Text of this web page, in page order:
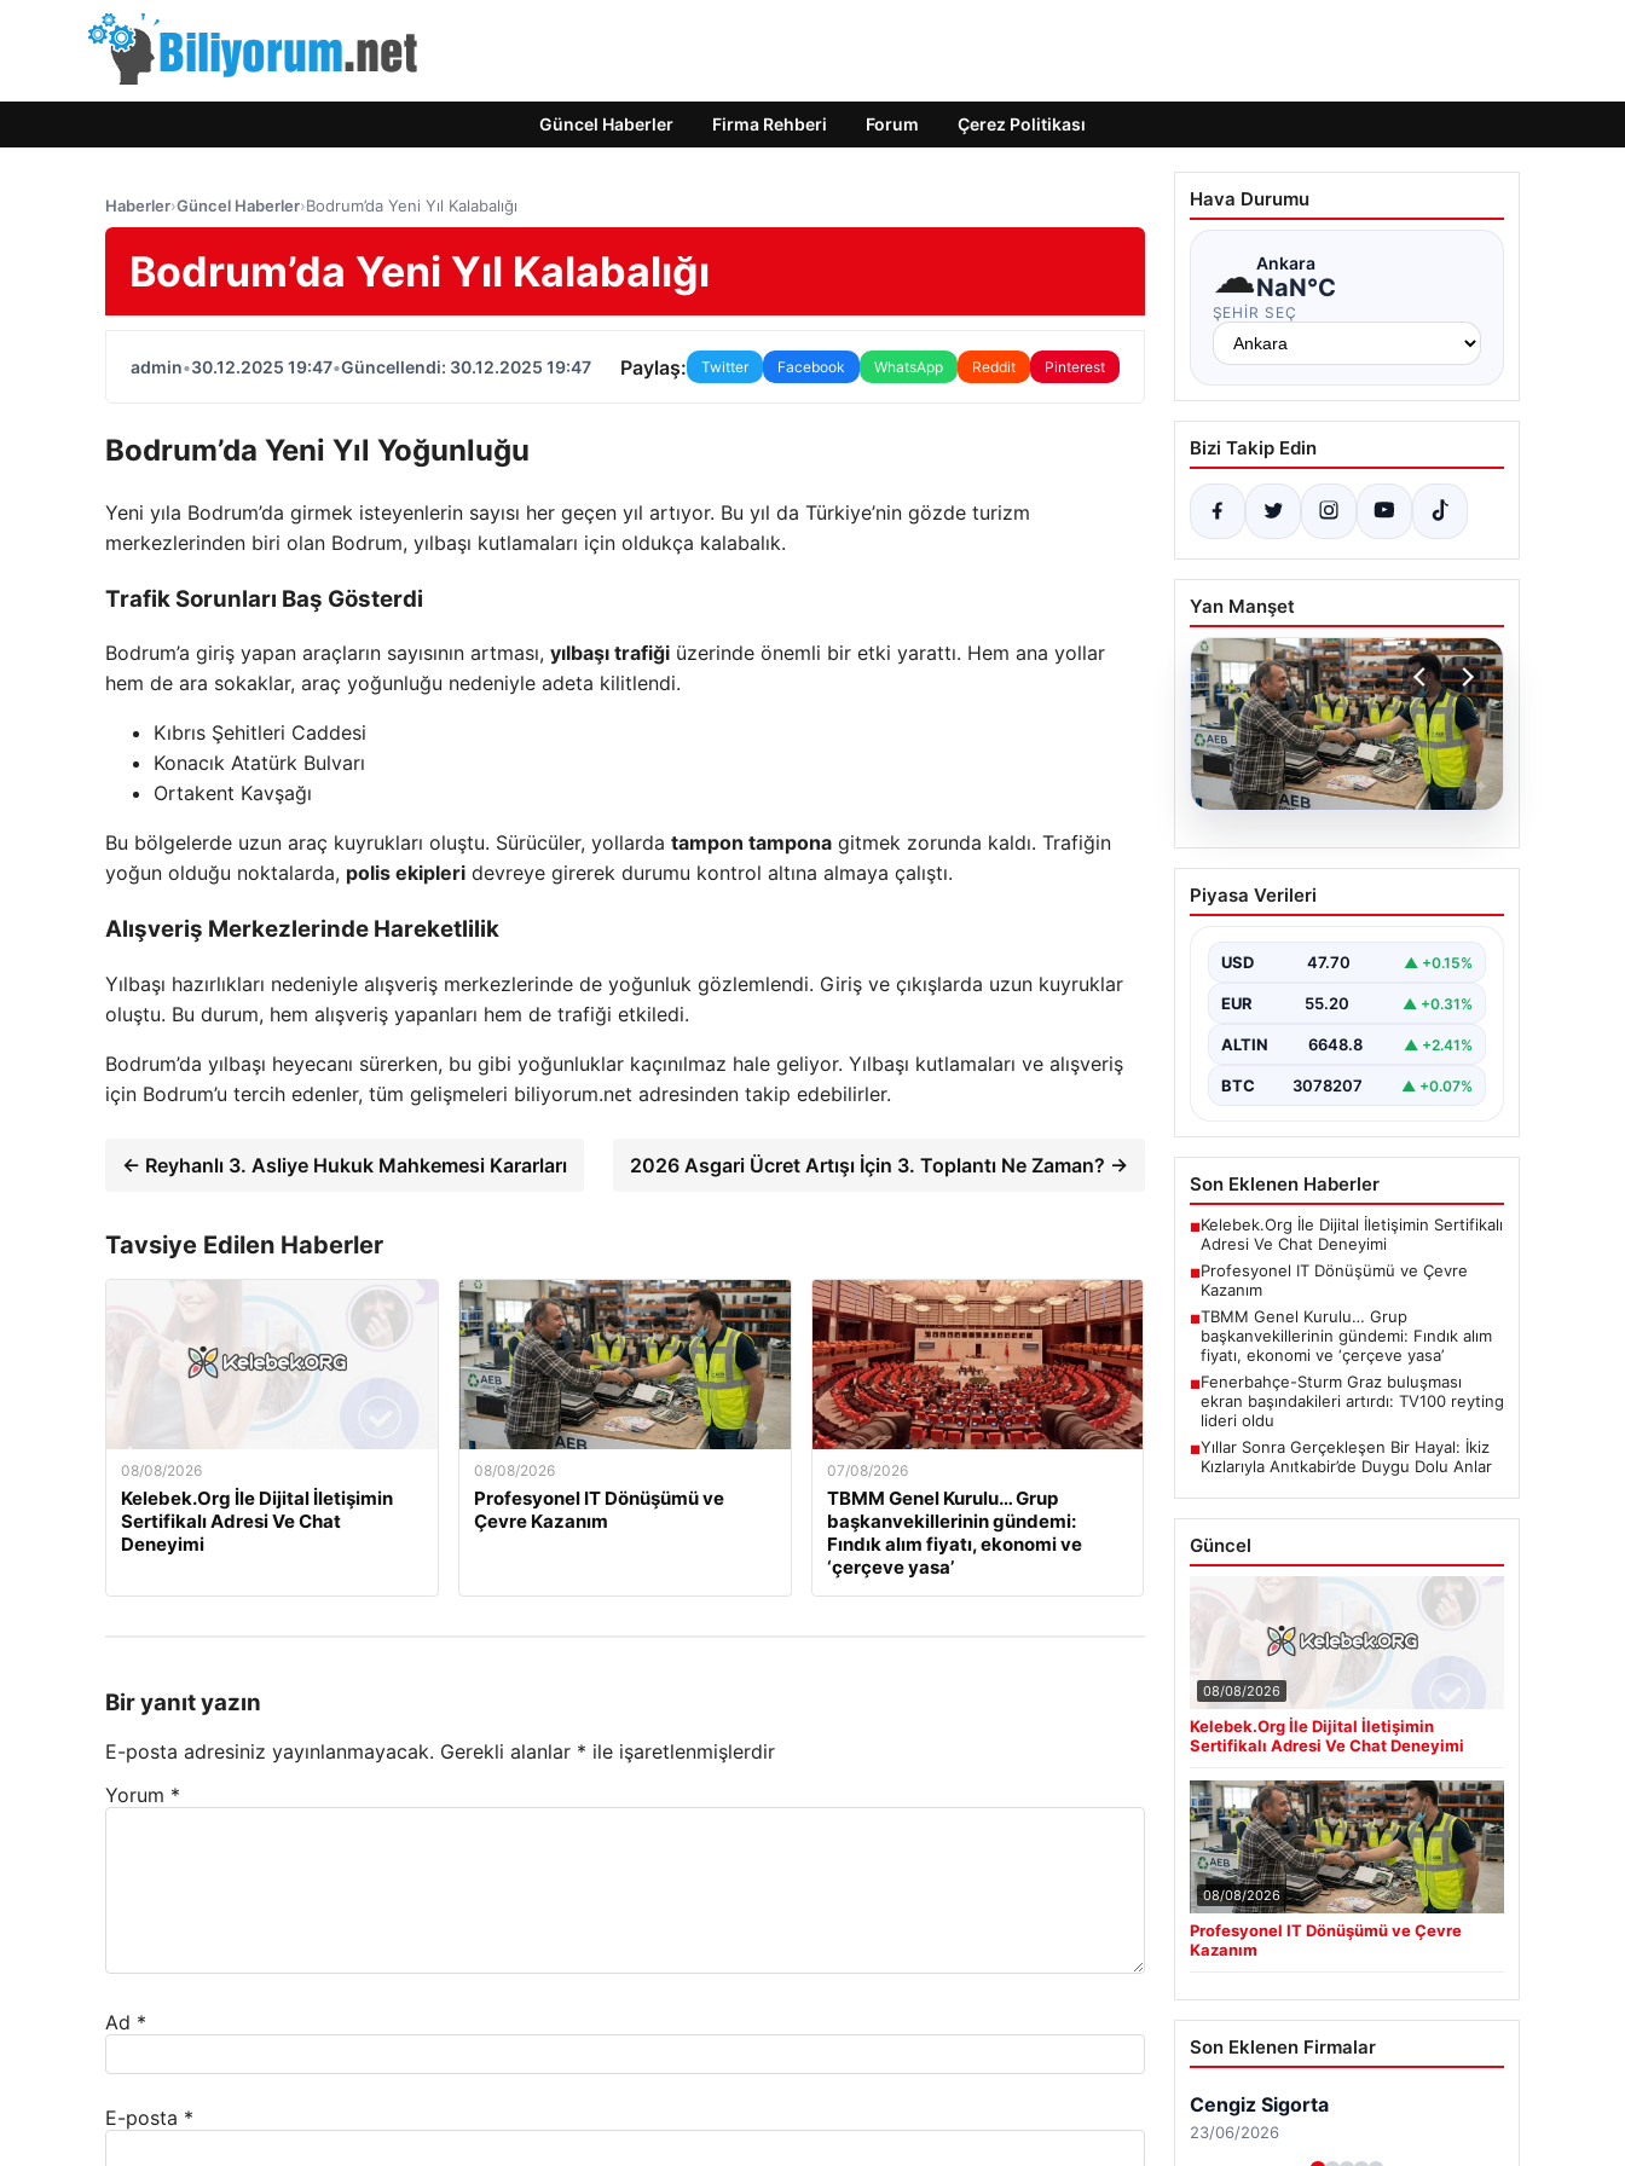
Güncel Haberler Firma Rehberi Forum Çerez Politikası
Haberler›Güncel Haberler›Bodrum’da Yeni Yıl Kalabalığı
Bodrum’da Yeni Yıl Kalabalığı
admin•30.12.2025 19:47•Güncellendi: 30.12.2025 19:47 Paylaş: Twitter Facebook WhatsApp Reddit Pinterest
Bodrum’da Yeni Yıl Yoğunluğu
Yeni yıla Bodrum’da girmek isteyenlerin sayısı her geçen yıl artıyor. Bu yıl da Türkiye’nin gözde turizm
merkezlerinden biri olan Bodrum, yılbaşı kutlamaları için oldukça kalabalık.
Trafik Sorunları Baş Gösterdi
Bodrum’a giriş yapan araçların sayısının artması, yılbaşı trafiği üzerinde önemli bir etki yarattı. Hem ana yollar
hem de ara sokaklar, araç yoğunluğu nedeniyle adeta kilitlendi.
Kıbrıs Şehitleri Caddesi
Konacık Atatürk Bulvarı
Ortakent Kavşağı
Bu bölgelerde uzun araç kuyrukları oluştu. Sürücüler, yollarda tampon tampona gitmek zorunda kaldı. Trafiğin
yoğun olduğu noktalarda, polis ekipleri devreye girerek durumu kontrol altına almaya çalıştı.
Alışveriş Merkezlerinde Hareketlilik
Yılbaşı hazırlıkları nedeniyle alışveriş merkezlerinde de yoğunluk gözlemlendi. Giriş ve çıkışlarda uzun kuyruklar
oluştu. Bu durum, hem alışveriş yapanları hem de trafiği etkiledi.
Bodrum’da yılbaşı heyecanı sürerken, bu gibi yoğunluklar kaçınılmaz hale geliyor. Yılbaşı kutlamaları ve alışveriş
için Bodrum’u tercih edenler, tüm gelişmeleri biliyorum.net adresinden takip edebilirler.
← Reyhanlı 3. Asliye Hukuk Mahkemesi Kararları 2026 Asgari Ücret Artışı İçin 3. Toplantı Ne Zaman? →
Tavsiye Edilen Haberler
08/08/2026
Kelebek.Org İle Dijital İletişimin
Sertifikalı Adresi Ve Chat
Deneyimi
08/08/2026
Profesyonel IT Dönüşümü ve
Çevre Kazanım
07/08/2026
TBMM Genel Kurulu… Grup
başkanvekillerinin gündemi:
Fındık alım fiyatı, ekonomi ve
‘çerçeve yasa’
Bir yanıt yazın
E-posta adresiniz yayınlanmayacak. Gerekli alanlar * ile işaretlenmişlerdir
Yorum *
Ad *
E-posta *
Hava Durumu
☁Ankara
NaN°C
ŞEHIR SEÇ
Bizi Takip Edin
Yan Manşet
08.08.2026
Profesyonel IT
Dönüşümü ve Çevre
Günümüzde değişen dijitalleşme
parklarını düzenli zamanda
yenileme süreçlerinde…
Piyasa Verileri
USD 47.70 ▲ +0.15%
EUR 55.20 ▲ +0.31%
ALTIN 6648.8 ▲ +2.41%
BTC 3078207 ▲ +0.07%
Son Eklenen Haberler
■Kelebek.Org İle Dijital İletişimin Sertifikalı
Adresi Ve Chat Deneyimi
■Profesyonel IT Dönüşümü ve Çevre
Kazanım
■TBMM Genel Kurulu… Grup
başkanvekillerinin gündemi: Fındık alım
fiyatı, ekonomi ve ‘çerçeve yasa’
■Fenerbahçe-Sturm Graz buluşması
ekran başındakileri artırdı: TV100 reyting
lideri oldu
■Yıllar Sonra Gerçekleşen Bir Hayal: İkiz
Kızlarıyla Anıtkabir’de Duygu Dolu Anlar
Güncel
08/08/2026
Kelebek.Org İle Dijital İletişimin
Sertifikalı Adresi Ve Chat Deneyimi
08/08/2026
Profesyonel IT Dönüşümü ve Çevre
Kazanım
Son Eklenen Firmalar
Cengiz Sigorta
23/06/2026